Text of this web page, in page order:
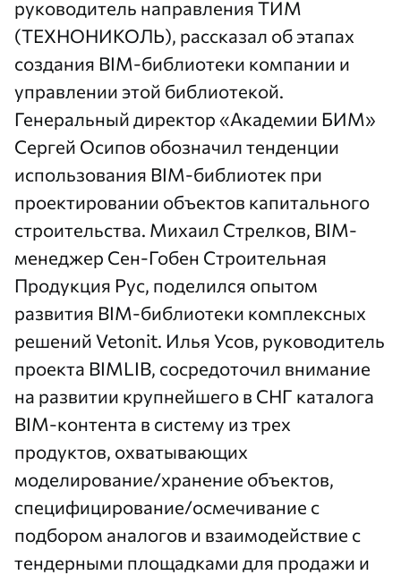
руководитель направления ТИМ
(ТЕХНОНИКОЛЬ), рассказал об этапах
создания BIM-библиотеки компании и
управлении этой библиотекой.
Генеральный директор «Академии БИМ»
Сергей Осипов обозначил тенденции
использования BIM-библиотек при
проектировании объектов капитального
строительства. Михаил Стрелков, BIM-
менеджер Сен-Гобен Строительная
Продукция Рус, поделился опытом
развития BIM-библиотеки комплексных
решений Vetonit. Илья Усов, руководитель
проекта BIMLIB, сосредоточил внимание
на развитии крупнейшего в СНГ каталога
BIM-контента в систему из трех
продуктов, охватывающих
моделирование/хранение объектов,
специфицирование/осмечивание с
подбором аналогов и взаимодействие с
тендерными площадками для продажи и